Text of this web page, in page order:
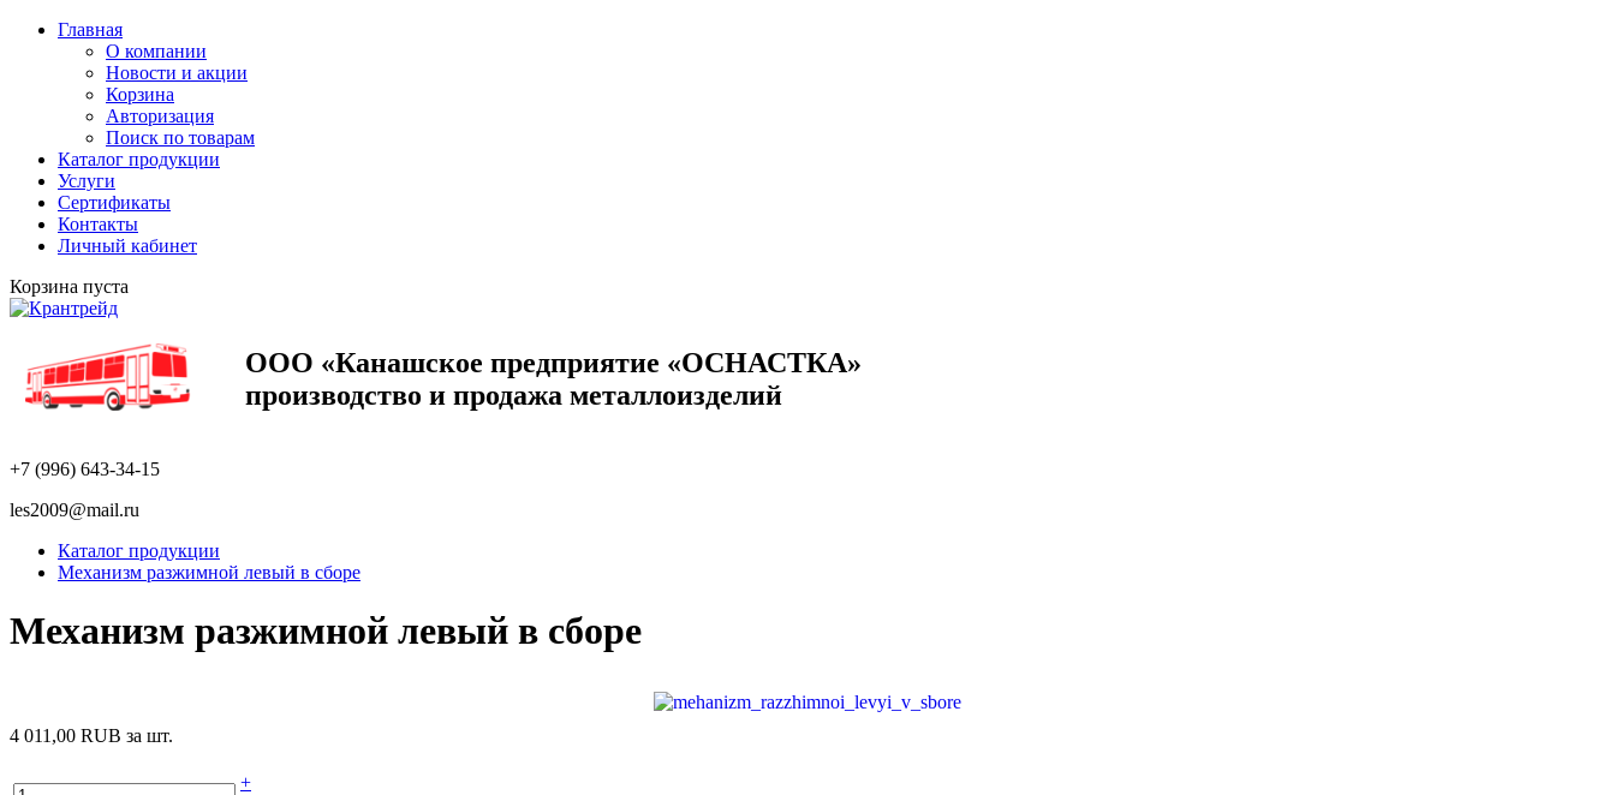
Главная
О компании
Новости и акции
Корзина
Авторизация
Поиск по товарам
Каталог продукции
Услуги
Сертификаты
Контакты
Личный кабинет
Корзина пуста
ООО «Канашское предприятие «ОСНАСТКА»
производство и продажа металлоизделий
+7 (996) 643-34-15
les2009@mail.ru
Каталог продукции
Механизм разжимной левый в сборе
Механизм разжимной левый в сборе
4 011,00 RUB за шт.
+